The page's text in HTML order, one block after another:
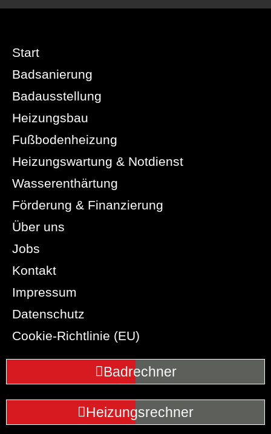
Start
Badsanierung
Badausstellung
Heizungsbau
Fußbodenheizung
Heizungswartung & Notdienst
Wasserenthärtung
Förderung & Finanzierung
Über uns
Jobs
Kontakt
Impressum
Datenschutz
Cookie-Richtlinie (EU)
Badrechner
Heizungsrechner